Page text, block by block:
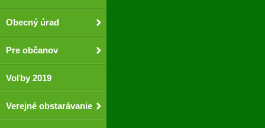
Obecný úrad
Pre občanov
Voľby 2019
Verejné obstarávanie